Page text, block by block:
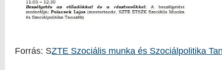
Forrás: SZTE Szociális munka és Szociálpolitika